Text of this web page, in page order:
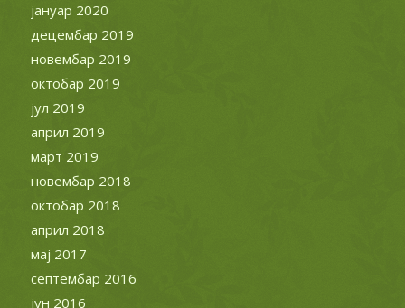
јануар 2020
децембар 2019
новембар 2019
октобар 2019
јул 2019
април 2019
март 2019
новембар 2018
октобар 2018
април 2018
мај 2017
септембар 2016
јун 2016